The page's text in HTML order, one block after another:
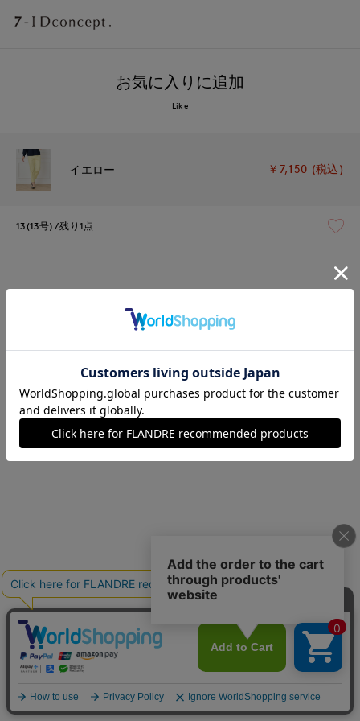
お気に入りに追加
Like
イエロー ￥7,150 (税込)
13(13号) 残り1点